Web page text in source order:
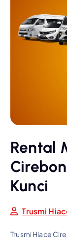
Rental
Kunci
Trusmi
Trusmi Hiace